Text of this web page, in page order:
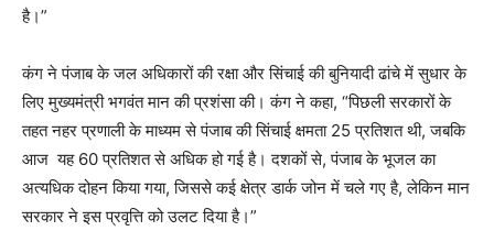
है।”
कंग ने पंजाब के जल अधिकारों की रक्षा और सिंचाई की बुनियादी ढांचे में सुधार के
लिए मुख्यमंत्री भगवंत मान की प्रशंसा की। कंग ने कहा, “पिछली सरकारों के
तहत नहर प्रणाली के माध्यम से पंजाब की सिंचाई क्षमता 25 प्रतिशत थी, जबकि
आज यह 60 प्रतिशत से अधिक हो गई है। दशकों से, पंजाब के भूजल का
अत्यधिक दोहन किया गया, जिससे कई क्षेत्र डार्क जोन में चले गए है, लेकिन मान
सरकार ने इस प्रवृत्ति को उलट दिया है।”